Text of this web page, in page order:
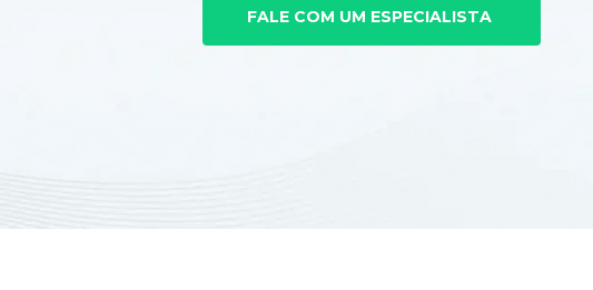
FALE COM UM ESPECIALISTA